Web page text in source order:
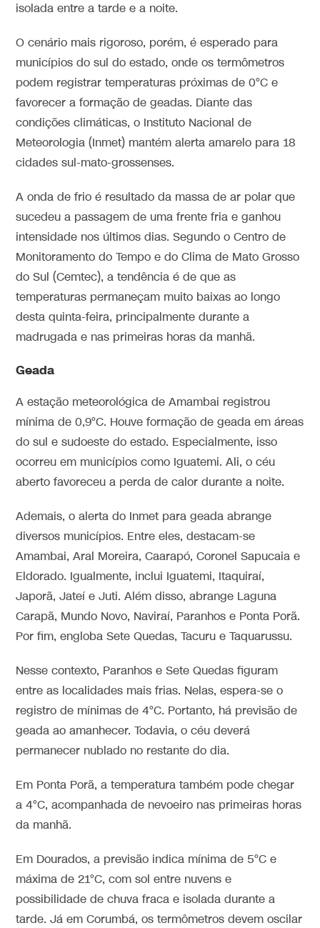
isolada entre a tarde e a noite.
O cenário mais rigoroso, porém, é esperado para
municípios do sul do estado, onde os termômetros
podem registrar temperaturas próximas de 0°C e
favorecer a formação de geadas. Diante das
condições climáticas, o Instituto Nacional de
Meteorologia (Inmet) mantém alerta amarelo para 18
cidades sul-mato-grossenses.
A onda de frio é resultado da massa de ar polar que
sucedeu a passagem de uma frente fria e ganhou
intensidade nos últimos dias. Segundo o Centro de
Monitoramento do Tempo e do Clima de Mato Grosso
do Sul (Cemtec), a tendência é de que as
temperaturas permaneçam muito baixas ao longo
desta quinta-feira, principalmente durante a
madrugada e nas primeiras horas da manhã.
Geada
A estação meteorológica de Amambai registrou
mínima de 0,9°C. Houve formação de geada em áreas
do sul e sudoeste do estado. Especialmente, isso
ocorreu em municípios como Iguatemi. Ali, o céu
aberto favoreceu a perda de calor durante a noite.
Ademais, o alerta do Inmet para geada abrange
diversos municípios. Entre eles, destacam-se
Amambai, Aral Moreira, Caarapó, Coronel Sapucaia e
Eldorado. Igualmente, inclui Iguatemi, Itaquiraí,
Japorã, Jateí e Juti. Além disso, abrange Laguna
Carapã, Mundo Novo, Naviraí, Paranhos e Ponta Porã.
Por fim, engloba Sete Quedas, Tacuru e Taquarussu.
Nesse contexto, Paranhos e Sete Quedas figuram
entre as localidades mais frias. Nelas, espera-se o
registro de mínimas de 4°C. Portanto, há previsão de
geada ao amanhecer. Todavia, o céu deverá
permanecer nublado no restante do dia.
Em Ponta Porã, a temperatura também pode chegar
a 4°C, acompanhada de nevoeiro nas primeiras horas
da manhã.
Em Dourados, a previsão indica mínima de 5°C e
máxima de 21°C, com sol entre nuvens e
possibilidade de chuva fraca e isolada durante a
tarde. Já em Corumbá, os termômetros devem oscilar